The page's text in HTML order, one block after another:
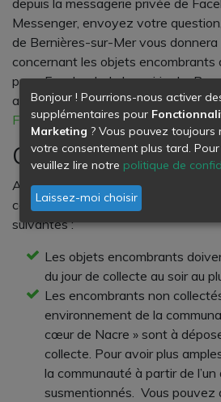
Messenger, envoyez votre
de Bernières-sur-Mer vous
concernant les objets encombrants
page Facebook de la mairie de
accessible suivant ce lien :
Facebook
Quelques
Afin d’éviter des incompréhensions
collecteurs, nous vous invitons à
suivantes :
Les objets encombrants
du jour de collecte au soir au
Les encombrants non
environnement de la
cœur de Nacre » sont à
collecte. Pour avoir plus
la communauté à partir de
susmentionnés. Vous pouvez
Bonjour ! Pourrions-nous activer
supplémentaires pour
Marketing ? Vous pouvez
votre consentement plus tard.
veuillez lire notre politique de
Laissez-moi choisir